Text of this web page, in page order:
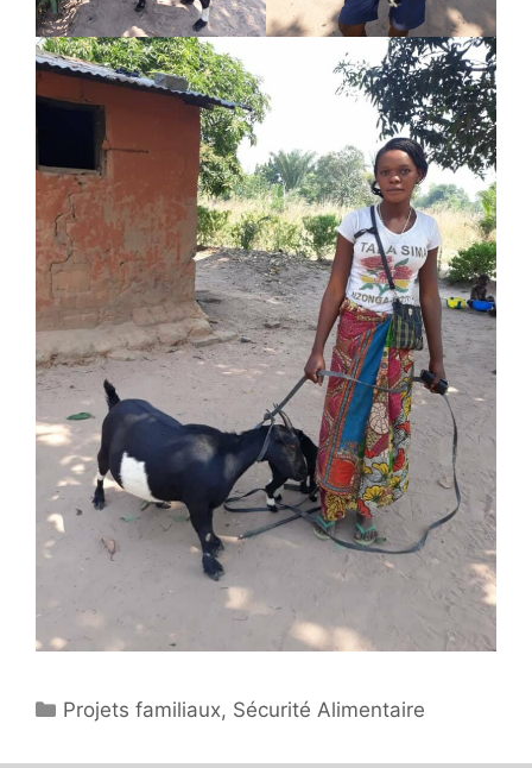
Catégories
Projets familiaux, Sécurité Alimentaire